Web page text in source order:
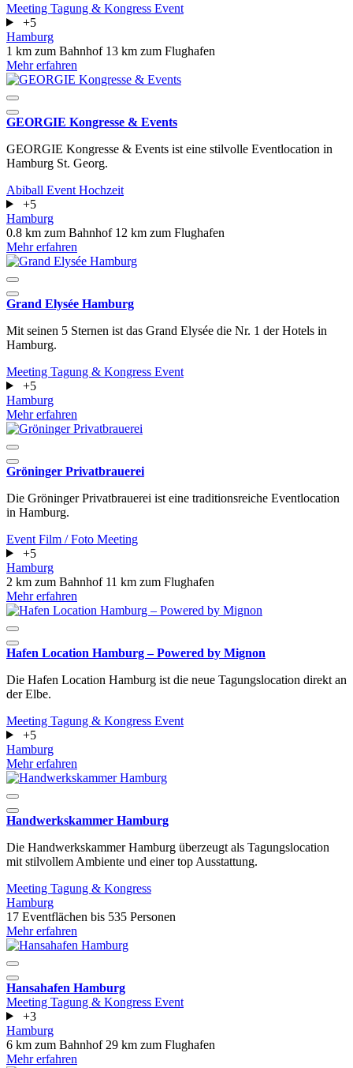
Meeting Tagung & Kongress Event
+5
Hamburg
1 km zum Bahnhof 13 km zum Flughafen
Mehr erfahren
GEORGIE Kongresse & Events
GEORGIE Kongresse & Events ist eine stilvolle Eventlocation in
Hamburg St. Georg.
Abiball Event Hochzeit
+5
Hamburg
0.8 km zum Bahnhof 12 km zum Flughafen
Mehr erfahren
Grand Elysée Hamburg
Mit seinen 5 Sternen ist das Grand Elysée die Nr. 1 der Hotels in
Hamburg.
Meeting Tagung & Kongress Event
+5
Hamburg
Mehr erfahren
Gröninger Privatbrauerei
Die Gröninger Privatbrauerei ist eine traditionsreiche Eventlocation
in Hamburg.
Event Film / Foto Meeting
+5
Hamburg
2 km zum Bahnhof 11 km zum Flughafen
Mehr erfahren
Hafen Location Hamburg – Powered by Mignon
Die Hafen Location Hamburg ist die neue Tagungslocation direkt an
der Elbe.
Meeting Tagung & Kongress Event
+5
Hamburg
Mehr erfahren
Handwerkskammer Hamburg
Die Handwerkskammer Hamburg überzeugt als Tagungslocation
mit stilvollem Ambiente und einer top Ausstattung.
Meeting Tagung & Kongress
Hamburg
17 Eventflächen bis 535 Personen
Mehr erfahren
Hansahafen Hamburg
Meeting Tagung & Kongress Event
+3
Hamburg
6 km zum Bahnhof 29 km zum Flughafen
Mehr erfahren